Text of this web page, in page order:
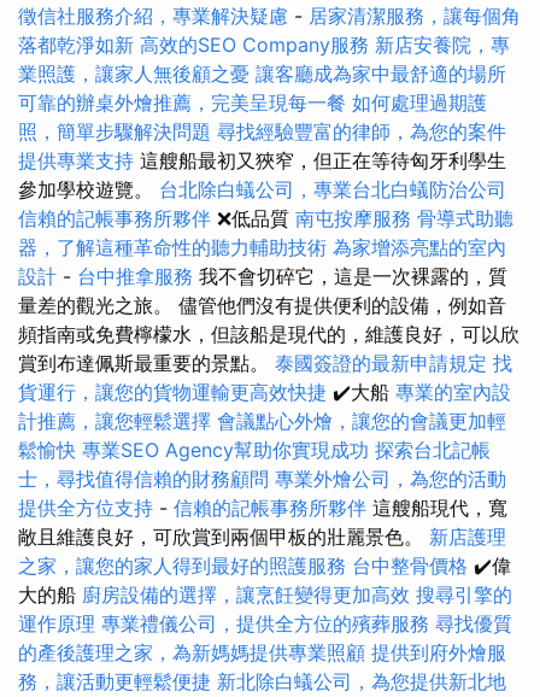
徵信社服務介紹，專業解決疑慮 - 居家清潔服務，讓每個角
落都乾淨如新 高效的SEO Company服務 新店安養院，專
業照護，讓家人無後顧之憂 讓客廳成為家中最舒適的場所
可靠的辦桌外燴推薦，完美呈現每一餐 如何處理過期護
照，簡單步驟解決問題 尋找經驗豐富的律師，為您的案件
提供專業支持 這艘船最初又狹窄，但正在等待匈牙利學生
參加學校遊覽。 台北除白蟻公司，專業台北白蟻防治公司
信賴的記帳事務所夥伴 ❌低品質 南屯按摩服務 骨導式助聽
器，了解這種革命性的聽力輔助技術 為家增添亮點的室內
設計 - 台中推拿服務 我不會切碎它，這是一次裸露的，質
量差的觀光之旅。 儘管他們沒有提供便利的設備，例如音
頻指南或免費檸檬水，但該船是現代的，維護良好，可以欣
賞到布達佩斯最重要的景點。 泰國簽證的最新申請規定 找
貨運行，讓您的貨物運輸更高效快捷 ✔️大船 專業的室內設
計推薦，讓您輕鬆選擇 會議點心外燴，讓您的會議更加輕
鬆愉快 專業SEO Agency幫助你實現成功 探索台北記帳
士，尋找值得信賴的財務顧問 專業外燴公司，為您的活動
提供全方位支持 - 信賴的記帳事務所夥伴 這艘船現代，寬
敞且維護良好，可欣賞到兩個甲板的壯麗景色。 新店護理
之家，讓您的家人得到最好的照護服務 台中整骨價格 ✔️偉
大的船 廚房設備的選擇，讓烹飪變得更加高效 搜尋引擎的
運作原理 專業禮儀公司，提供全方位的殯葬服務 尋找優質
的產後護理之家，為新媽媽提供專業照顧 提供到府外燴服
務，讓活動更輕鬆便捷 新北除白蟻公司，為您提供新北地